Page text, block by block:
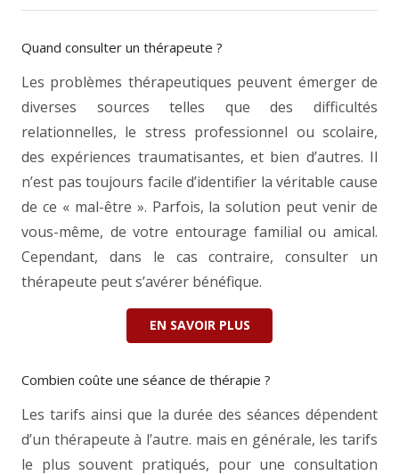
Quand consulter un thérapeute ?
Les problèmes thérapeutiques peuvent émerger de
diverses sources telles que des difficultés
relationnelles, le stress professionnel ou scolaire,
des expériences traumatisantes, et bien d’autres. Il
n’est pas toujours facile d’identifier la véritable cause
de ce « mal-être ». Parfois, la solution peut venir de
vous-même, de votre entourage familial ou amical.
Cependant, dans le cas contraire, consulter un
thérapeute peut s’avérer bénéfique.
EN SAVOIR PLUS
Combien coûte une séance de thérapie ?
Les tarifs ainsi que la durée des séances dépendent
d’un thérapeute à l’autre. mais en générale, les tarifs
le plus souvent pratiqués, pour une consultation